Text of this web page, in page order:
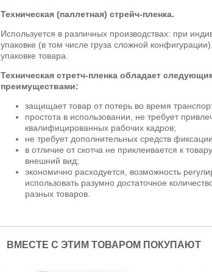
Техническая (паллетная) стрейч-пленка.
Используется в различных производствах: при
упаковке (в том числе груза сложной
упаковке товара.
Техническая стретч-пленка обладает
преимуществами:
защищает товар от потерь во время
простота в использовании, не требует
квалифицированных рабочих кадров;
не требует дополнительных средств
в отличие от скотча не приклеивается к
внешний вид;
экономично расходуется, возможность
использовать разумно достаточное
разных товаров.
ВМЕСТЕ С ЭТИМ ТОВАРОМ ПОКУПАЮТ